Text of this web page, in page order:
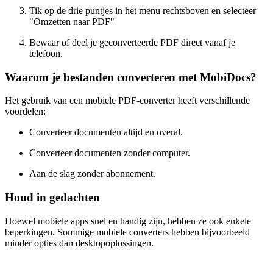
Tik op de drie puntjes in het menu rechtsboven en selecteer
"Omzetten naar PDF"
Bewaar of deel je geconverteerde PDF direct vanaf je
telefoon.
Waarom je bestanden converteren met MobiDocs?
Het gebruik van een mobiele PDF-converter heeft verschillende
voordelen:
Converteer documenten altijd en overal.
Converteer documenten zonder computer.
Aan de slag zonder abonnement.
Houd in gedachten
Hoewel mobiele apps snel en handig zijn, hebben ze ook enkele
beperkingen. Sommige mobiele converters hebben bijvoorbeeld
minder opties dan desktopoplossingen.